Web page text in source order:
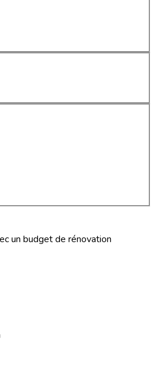
un budget de rénovation